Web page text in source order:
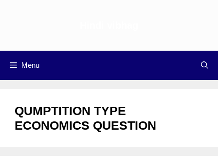
Menu
QUMPTITION TYPE
ECONOMICS QUESTION